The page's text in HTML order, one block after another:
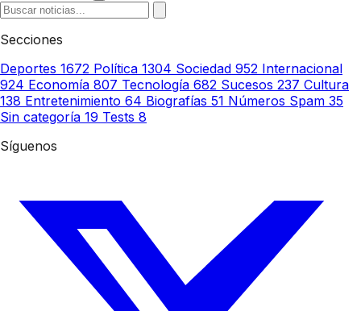
Secciones
Deportes 1672 Política 1304 Sociedad 952 Internacional
924 Economía 807 Tecnología 682 Sucesos 237 Cultura
138 Entretenimiento 64 Biografías 51 Números Spam 35
Sin categoría 19 Tests 8
Síguenos